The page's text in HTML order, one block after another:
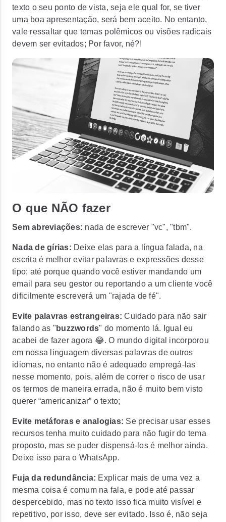
texto o seu ponto de vista, seja ele qual for, se tiver
uma boa apresentação, será bem aceito. No entanto,
vale ressaltar que temas polêmicos ou visões radicais
devem ser evitados; Por favor, né?!
O que NÃO fazer
Sem abreviações: nada de escrever "vc", "tbm".
Nada de gírias: Deixe elas para a língua falada, na
escrita é melhor evitar palavras e expressões desse
tipo; até porque quando você estiver mandando um
email para seu gestor ou reportando a um cliente você
dificilmente escreverá um "rajada de fé".
Evite palavras estrangeiras: Cuidado para não sair
falando as " buzzwords" do momento lá. Igual eu
acabei de fazer agora 😂. O mundo digital incorporou
em nossa linguagem diversas palavras de outros
idiomas, no entanto não é adequado empregá-las
nesse momento, pois, além de correr o risco de usar
os termos de maneira errada, não é muito bem visto
querer “americanizar” o texto;
Evite metáforas e analogias: Se precisar usar esses
recursos tenha muito cuidado para não fugir do tema
proposto, mas se puder dispensá-los é melhor ainda.
Deixe isso para o WhatsApp.
Fuja da redundância: Explicar mais de uma vez a
mesma coisa é comum na fala, e pode até passar
despercebido, mas no texto isso fica muito visível e
repetitivo, por isso, deve ser evitado. Isso é, não seja